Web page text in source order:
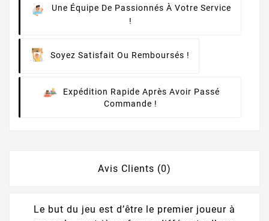
Une Équipe De Passionnés À Votre Service
!
Soyez Satisfait Ou Remboursés !
Expédition Rapide Après Avoir Passé
Commande !
Avis Clients (0)
Le but du jeu est d’être le premier joueur à